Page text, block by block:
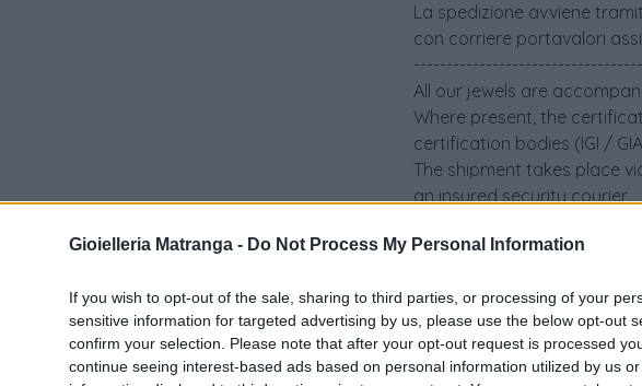
Gioielleria Matranga - Do Not Process My Personal Information
If you wish to opt-out of the sale, sharing to third parties, or processing of your
sensitive information for targeted advertising by us, please use the below opt-out
confirm your selection. Please note that after your opt-out request is processed
continue seeing interest-based ads based on personal information utilized by us
La spedizione avviene
con corriere portavalori
All our jewels are
Where present, the
certification bodies (IGI /
The shipment takes place
an insured security courier